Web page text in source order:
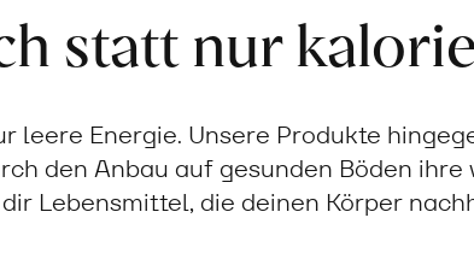
statt nur
leere Energie. Unsere Produkte
den Anbau auf gesunden Böden ihre
Lebensmittel, die deinen Körper